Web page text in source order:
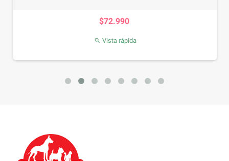
$72.990
 Vista rápida